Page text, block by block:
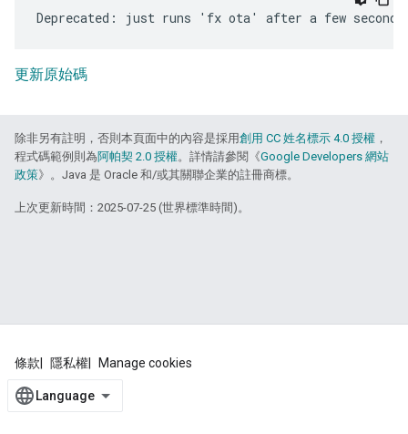
更新原始碼
除非另有註明，否則本頁面中的內容是採用創用 CC 姓名標示 4.0 授權 ，
程式碼範例則為阿帕契 2.0 授權。詳情請參閱《Google Developers 網站
政策》。Java 是 Oracle 和/或其關聯企業的註冊商標。
上次更新時間：2025-07-25 (世界標準時間)。
條款 隱私權 Manage cookies